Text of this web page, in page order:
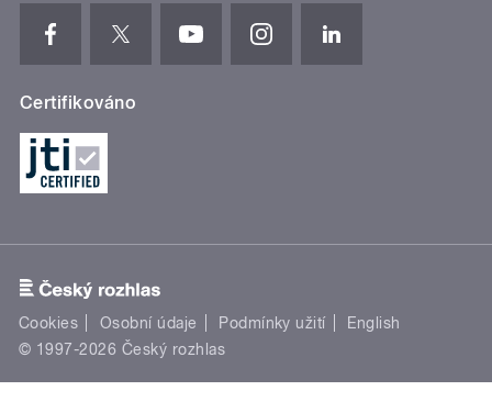
Certifikováno
Cookies Osobní údaje Podmínky užití
English
© 1997-2026 Český rozhlas